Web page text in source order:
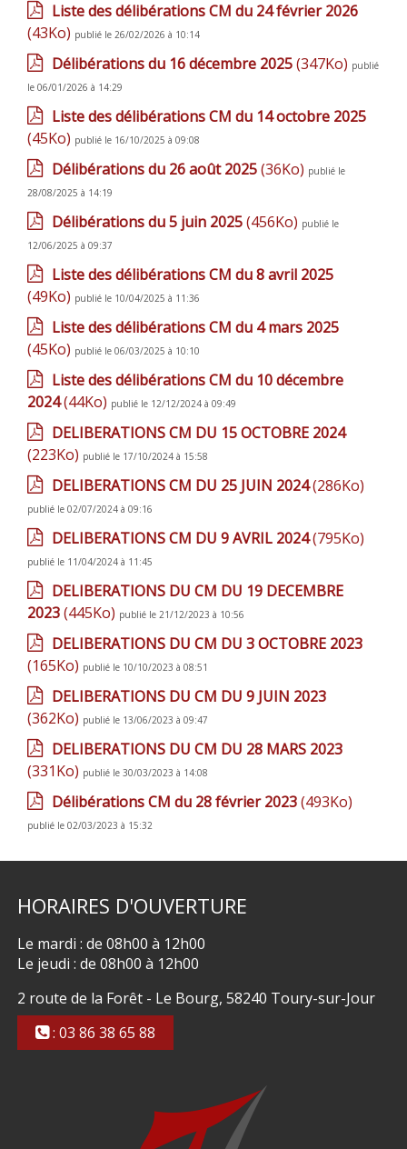
Liste des délibérations CM du 24 février 2026
(43Ko) publié le 26/02/2026 à 10:14
Délibérations du 16 décembre 2025(347Ko) publié
le 06/01/2026 à 14:29
Liste des délibérations CM du 14 octobre 2025
(45Ko) publié le 16/10/2025 à 09:08
Délibérations du 26 août 2025(36Ko) publié le
28/08/2025 à 14:19
Délibérations du 5 juin 2025(456Ko) publié le
12/06/2025 à 09:37
Liste des délibérations CM du 8 avril 2025
(49Ko) publié le 10/04/2025 à 11:36
Liste des délibérations CM du 4 mars 2025
(45Ko) publié le 06/03/2025 à 10:10
Liste des délibérations CM du 10 décembre
2024(44Ko) publié le 12/12/2024 à 09:49
DELIBERATIONS CM DU 15 OCTOBRE 2024
(223Ko) publié le 17/10/2024 à 15:58
DELIBERATIONS CM DU 25 JUIN 2024(286Ko)
publié le 02/07/2024 à 09:16
DELIBERATIONS CM DU 9 AVRIL 2024(795Ko)
publié le 11/04/2024 à 11:45
DELIBERATIONS DU CM DU 19 DECEMBRE
2023(445Ko) publié le 21/12/2023 à 10:56
DELIBERATIONS DU CM DU 3 OCTOBRE 2023
(165Ko) publié le 10/10/2023 à 08:51
DELIBERATIONS DU CM DU 9 JUIN 2023
(362Ko) publié le 13/06/2023 à 09:47
DELIBERATIONS DU CM DU 28 MARS 2023
(331Ko) publié le 30/03/2023 à 14:08
Délibérations CM du 28 février 2023(493Ko)
publié le 02/03/2023 à 15:32
HORAIRES D'OUVERTURE
Le mardi : de 08h00 à 12h00
Le jeudi : de 08h00 à 12h00
2 route de la Forêt - Le Bourg, 58240 Toury-sur-Jour
: 03 86 38 65 88